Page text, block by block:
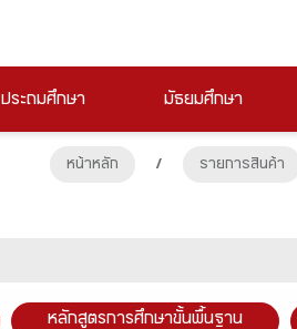
ประถมศึกษา มัธยมศึกษา
หน้าหลัก / รายการสินค้า
หลักสูตรการศึกษาขั้นพื้นฐาน